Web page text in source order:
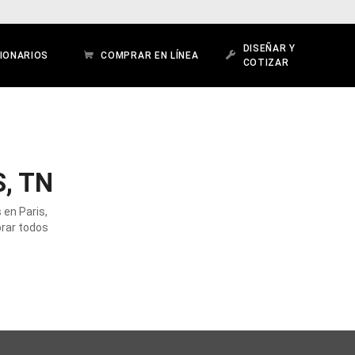
COMPRAR EN LÍNEA
DISEÑAR Y
COTIZAR
TN
Paris,
todos